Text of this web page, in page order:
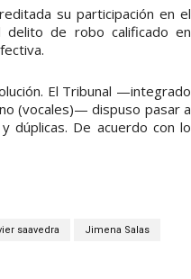
su participación en el
delito de robo calificado en
El Tribunal —integrado
(vocales)— dispuso pasar a
dúplicas. De acuerdo con lo
saavedra Jimena Salas